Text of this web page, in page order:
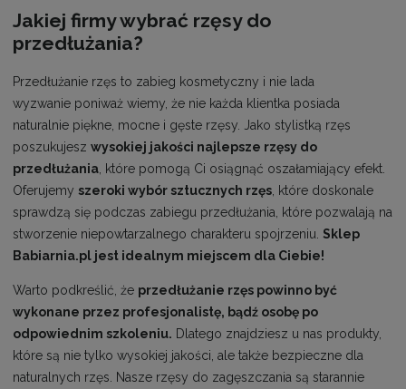
Jakiej firmy wybrać rzęsy do
przedłużania?
Przedłużanie rzęs to zabieg kosmetyczny i nie lada
wyzwanie poniważ wiemy, że nie każda klientka posiada
naturalnie piękne, mocne i gęste rzęsy. Jako stylistką rzęs
poszukujesz wysokiej jakości najlepsze rzęsy do
przedłużania , które pomogą Ci osiągnąć oszałamiający efekt.
Oferujemy szeroki wybór sztucznych rzęs , które doskonale
sprawdzą się podczas zabiegu przedłużania, które pozwalają na
stworzenie niepowtarzalnego charakteru spojrzeniu. Sklep
Babiarnia.pl jest idealnym miejscem dla Ciebie!
Warto podkreślić, że przedłużanie rzęs powinno być
wykonane przez profesjonalistę, bądź osobę po
odpowiednim szkoleniu. Dlatego znajdziesz u nas produkty,
które są nie tylko wysokiej jakości, ale także bezpieczne dla
naturalnych rzęs. Nasze rzęsy do zagęszczania są starannie